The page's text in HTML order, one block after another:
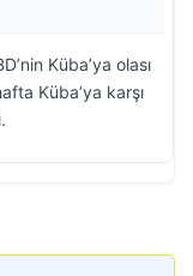
Küba’ya olası
Küba’ya karşı